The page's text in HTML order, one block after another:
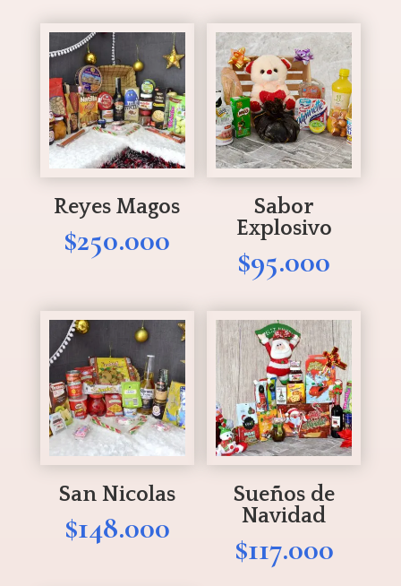
precios:
desde
$10.000
hasta
$25.000
Reyes Magos
$250.000
Sabor
Explosivo
$95.000
San Nicolas
$148.000
Sueños de
Navidad
$117.000